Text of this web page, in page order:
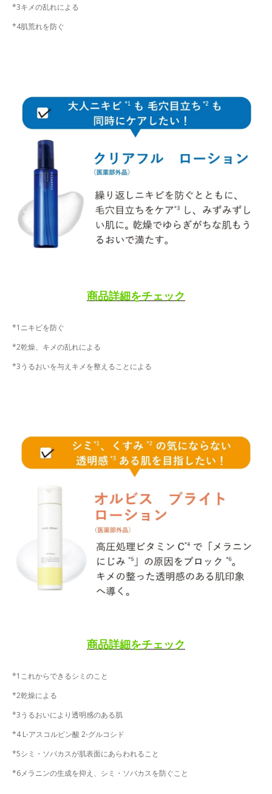
*3キメの乱れによる
*4肌荒れを防ぐ
商品詳細をチェック
*1ニキビを防ぐ
*2乾燥、キメの乱れによる
*3うるおいを与えキメを整えることによる
商品詳細をチェック
*1これからできるシミのこと
*2乾燥による
*3うるおいにより透明感のある肌
*4 L-アスコルビン酸 2-グルコシド
*5シミ・ソバカスが肌表面にあらわれること
*6メラニンの生成を抑え、シミ・ソバカスを防ぐこと